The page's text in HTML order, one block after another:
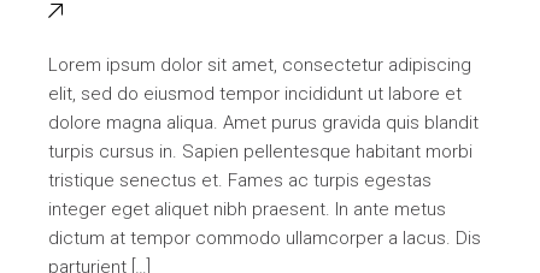
Lorem ipsum dolor sit amet, consectetur adipiscing
elit, sed do eiusmod tempor incididunt ut labore et
dolore magna aliqua. Amet purus gravida quis blandit
turpis cursus in. Sapien pellentesque habitant morbi
tristique senectus et. Fames ac turpis egestas
integer eget aliquet nibh praesent. In ante metus
dictum at tempor commodo ullamcorper a lacus. Dis
parturient […]